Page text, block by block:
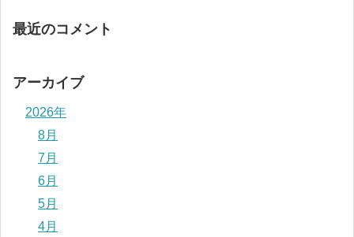
最近のコメント
アーカイブ
2026年
8月
7月
6月
5月
4月